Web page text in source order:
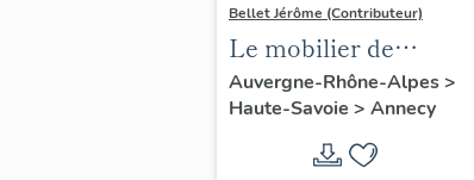
Bellet Jérôme (Contributeur)
Le mobilier de
l'église paroissiale
Saint-Maurice
Auvergne-Rhône-Alpes>
Haute-Savoie > Annecy